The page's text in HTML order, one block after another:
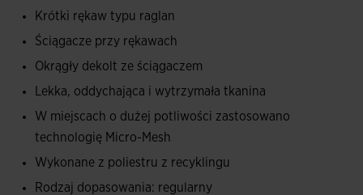
Wykonana w 100% z przetworzonego poliestru, tkanina ta
przyczynia się do zrównoważonego rozwoju i ochrony
planety, sprawiając, że koszulka jest lekka, wytrzymała i
szybkoschnąca. Dodatkowo, posiada technologię MICRO-
jak pachy, co ułatwia odprowadzanie wilgoci.
Haftowane logo Joma.
Krótki rękaw typu raglan
Ściągacze przy rękawach
Okrągły dekolt ze ściągaczem
Lekka, oddychająca i wytrzymała tkanina
W miejscach o dużej potliwości zastosowano
technologię Micro-Mesh
Wykonane z poliestru z recyklingu
Rodzaj dopasowania: regularny